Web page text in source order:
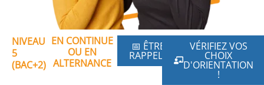
NIVEAU
5
(BAC+2)
EN CONTINUE
OU EN
ALTERNANCE
📅 ÊTRE
RAPPELÉ
VÉRIFIEZ VOS
CHOIX
D'ORIENTATION
!